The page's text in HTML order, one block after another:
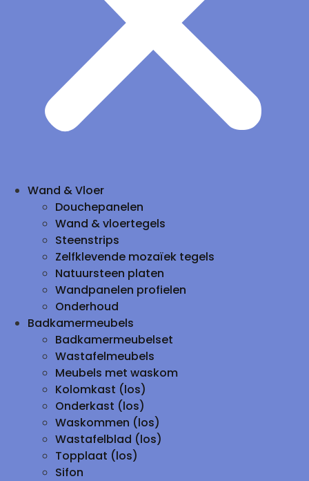
Wand & Vloer
Douchepanelen
Wand & vloertegels
Steenstrips
Zelfklevende mozaïek tegels
Natuursteen platen
Wandpanelen profielen
Onderhoud
Badkamermeubels
Badkamermeubelset
Wastafelmeubels
Meubels met waskom
Kolomkast (los)
Onderkast (los)
Waskommen (los)
Wastafelblad (los)
Topplaat (los)
Sifon